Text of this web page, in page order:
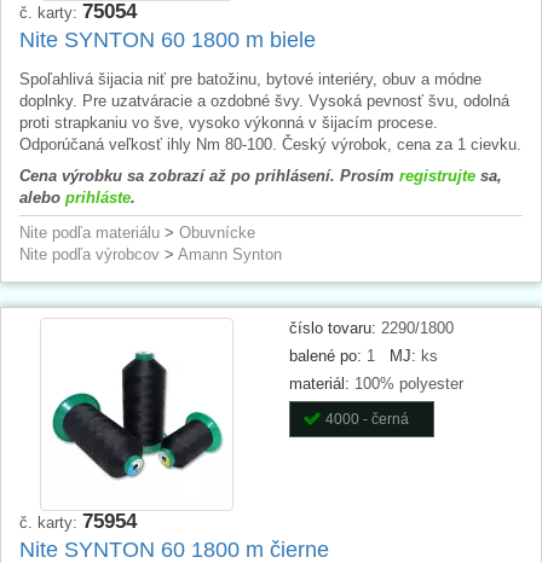
č. karty: 75054
Nite SYNTON 60 1800 m biele
Spoľahlivá šijacia niť pre batožinu, bytové interiéry, obuv a módne
doplnky. Pre uzatváracie a ozdobné švy. Vysoká pevnosť švu, odolná
proti strapkaniu vo šve, vysoko výkonná v šijacím procese.
Odporúčaná veľkosť ihly Nm 80-100. Český výrobok, cena za 1 cievku.
Cena výrobku sa zobrazí až po prihlásení. Prosím registrujte sa,
alebo prihláste.
Nite podľa materiálu > Obuvnícke
Nite podľa výrobcov > Amann Synton
číslo tovaru: 2290/1800
balené po: 1 MJ: ks
materiál: 100% polyester
4000 - černá
č. karty: 75954
Nite SYNTON 60 1800 m čierne